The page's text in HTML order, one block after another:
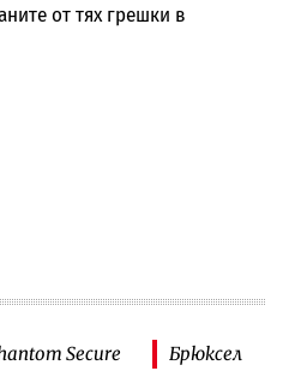
от тях грешки в
Secure Брюксел